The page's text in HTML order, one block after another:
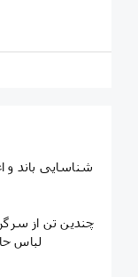
‏شناسایی باند و
چندین تن از
لباس